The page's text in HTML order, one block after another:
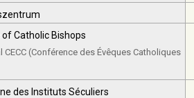
Catholic Bishops
CECC (Conférence des Évêques Catholiques
des Instituts Séculiers